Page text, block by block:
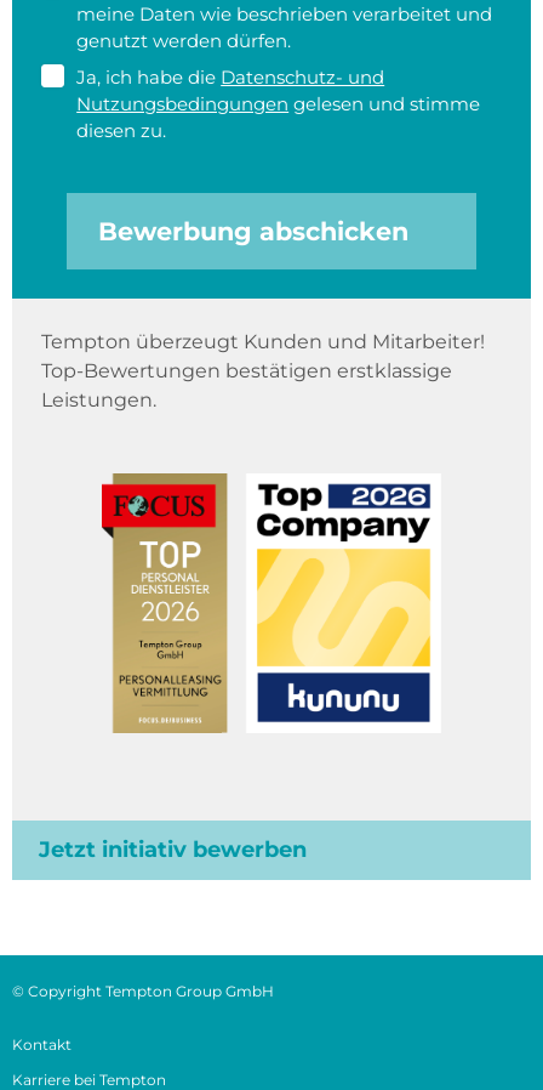
meine Daten wie beschrieben verarbeitet und
genutzt werden dürfen.
Ja, ich habe die Datenschutz- und
Nutzungsbedingungen gelesen und stimme
diesen zu.
Bewerbung abschicken
Tempton überzeugt Kunden und Mitarbeiter!
Top-Bewertungen bestätigen erstklassige
Leistungen.
Jetzt initiativ bewerben
© Copyright Tempton Group GmbH
Kontakt
Karriere bei Tempton